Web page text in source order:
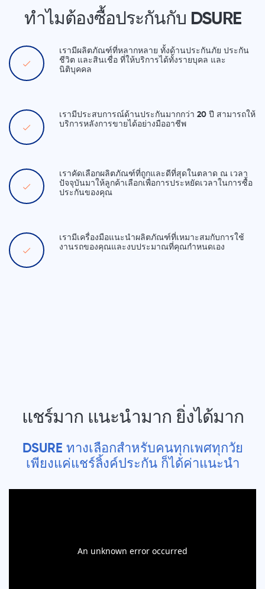
ทำไมต้องซื้อประกันกับ DSURE
เรามีผลิตภัณฑ์ที่หลากหลาย ทั้งด้านประกันภัย ประกัน
ชีวิต และสินเชื่อ ที่ให้บริการได้ทั้งรายบุคล และ
นิติบุคคล
เรามีประสบการณ์ด้านประกันมากกว่า 20 ปี สามารถให้
บริการหลังการขายได้อย่างมืออาชีพ
เราคัดเลือกผลิตภัณฑ์ที่ถูกและดีที่สุดในตลาด ณ เวลา
ปัจจุบันมาให้ลูกค้าเลือกเพื่อการประหยัดเวลาในการซื้อ
ประกันของคุณ
เรามีเครื่องมือแนะนำผลิตภัณฑ์ที่เหมาะสมกับการใช้
งานรถของคุณและงบประมาณที่คุณกำหนดเอง
แชร์มาก แนะนำมาก ยิ่งได้มาก
DSURE ทางเลือกสำหรับคนทุกเพศทุกวัย
เพียงแค่แชร์ลิ้งค์ประกัน ก็ได้ค่าแนะนำ